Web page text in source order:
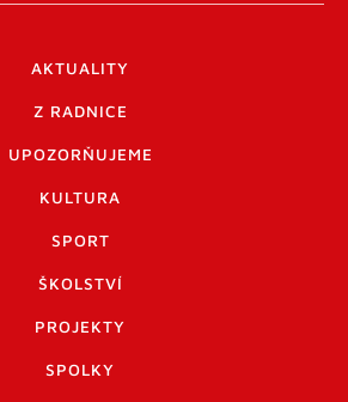
AKTUALITY
Z RADNICE
UPOZORŇUJEME
KULTURA
SPORT
ŠKOLSTVÍ
PROJEKTY
SPOLKY